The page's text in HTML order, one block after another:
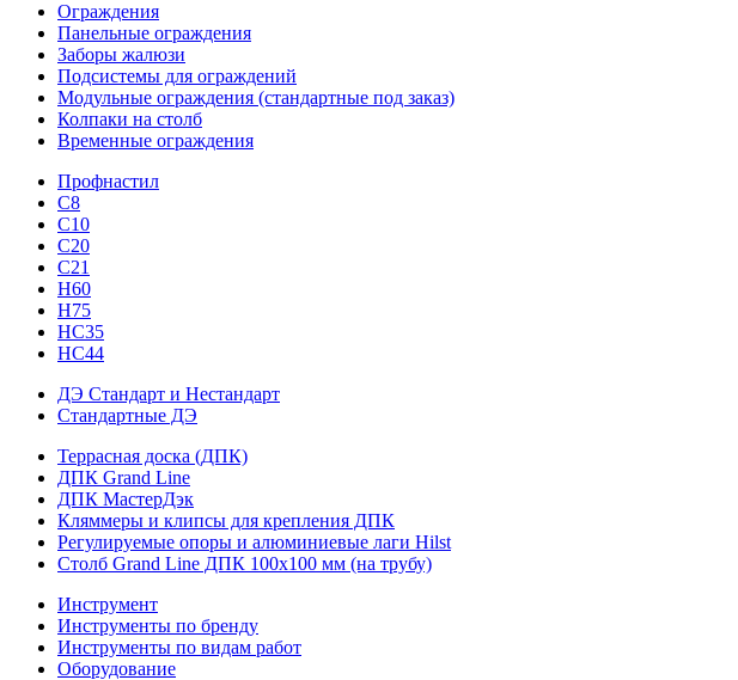
Ограждения
Панельные ограждения
Заборы жалюзи
Подсистемы для ограждений
Модульные ограждения (стандартные под заказ)
Колпаки на столб
Временные ограждения
Профнастил
С8
С10
С20
С21
H60
H75
HС35
НС44
ДЭ Стандарт и Нестандарт
Стандартные ДЭ
Террасная доска (ДПК)
ДПК Grand Line
ДПК МастерДэк
Кляммеры и клипсы для крепления ДПК
Регулируемые опоры и алюминиевые лаги Hilst
Столб Grand Line ДПК 100х100 мм (на трубу)
Инструмент
Инструменты по бренду
Инструменты по видам работ
Оборудование